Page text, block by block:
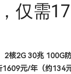
仅需
2核2G 30兆 100G
元/年（约134